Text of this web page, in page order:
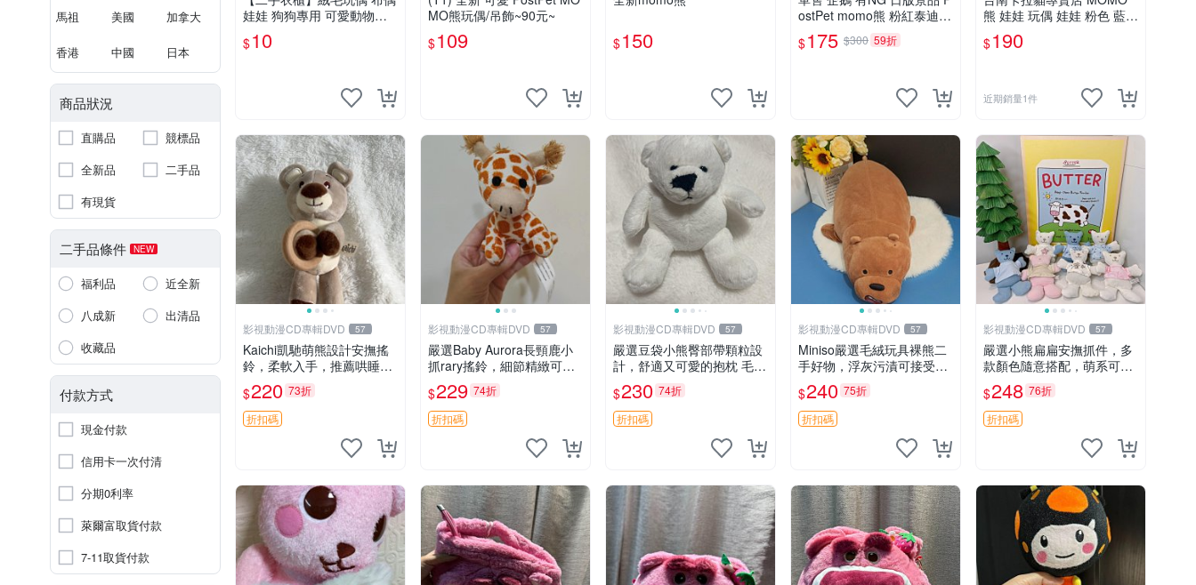
馬祖 美國 加拿大
香港 中國 日本
商品狀況
直購品
競標品
全新品
二手品
有現貨
二手品條件 NEW
福利品
近全新
八成新
出清品
收藏品
付款方式
現金付款
信用卡一次付清
分期0利率
萊爾富取貨付款
7-11取貨付款
娃娃 狗狗專用 可愛動物系
列 耐咬耐磨玩具 玩偶 粉紅
熊寵物玩具 1120929
$10
MO熊玩偶/吊飾~90元~
$109 $150
ostPet momo熊 粉紅泰迪熊
娃娃 布偶 手指頭 娃娃
$175 $300 59折
熊 娃娃 玩偶 娃娃 粉色 藍色
2色分售
$190
近期銷量1件
影視動漫CD專輯DVD 57
Kaichi凱馳萌熊設計安撫搖
鈴，柔軟入手，推薦哄睡好
選擇 熊公仔 安撫玩具 喂食
環
$220 73折
折扣碼
影視動漫CD專輯DVD 57
嚴選Baby Aurora長頸鹿小
抓rary搖鈴，細節精緻可聆
聽清脆鈴音 軟萌可愛 定制
紀念 金屬搖鈴 新手媽咪推
薦 長頸鹿 抓rary 搖鈴
$229 74折
折扣碼
影視動漫CD專輯DVD 57
嚴選豆袋小熊臀部帶顆粒設
計，舒適又可愛的抱枕 毛絨
抱枕、臀部按摩、坐墊
$230 74折
折扣碼
影視動漫CD專輯DVD 57
Miniso嚴選毛絨玩具裸熊二
手好物，浮灰污漬可接受。
請詳閱照片再下單，售出不
退不換。全新品相收藏推
薦。 裸熊 毛絨玩具 收藏
$240 75折
折扣碼
影視動漫CD專輯DVD 57
嚴選小熊扁扁安撫抓件，多
款顏色隨意搭配，萌系可愛
可改掛件 小熊安撫抓件 憶
記 抓繩 孩童掛件
$248 76折
折扣碼